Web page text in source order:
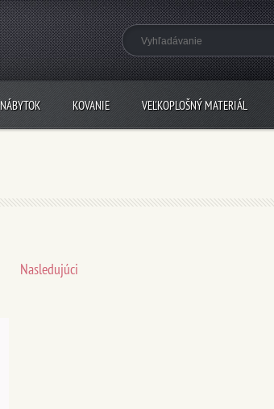
NÁBYTOK KOVANIE VEĽKOPLOŠNÝ MATERIÁL
Nasledujúci